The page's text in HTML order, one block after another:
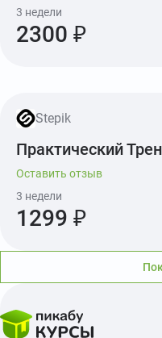
3 недели
2300 ₽
Stepik
Практический
Оставить отзыв
3 недели
1299 ₽